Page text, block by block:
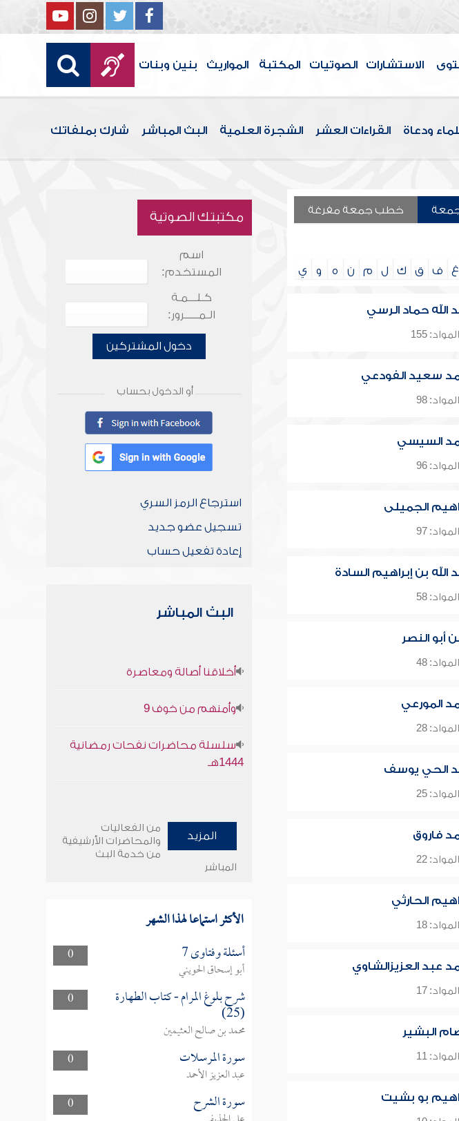
الاستشارات الصوتيات المكتبة المواريث بنين وبنات
ودعاة القراءات العشر الشجرة العلمية البث المباشر شارك بملفاتك
خطب جمعة مفرغة
غ ف ق ك ل م ن ه و ي
الله حماد الرسي
155
سعيد الفودعي
98
السيسي
96
الجميلى
97
الله بن إبراهيم السادة
58
أبو النصر
48
المورعي
28
الحي يوسف
25
فاروق
22
الحارثي
18
عبد العزيزالشاوي
17
البشير
11
بو بشيت
مكتبتك الصوتية
اسم
المستخدم:
كـلـــمـة
الـمـــــرور:
دخول المشتركين
أو الدخول بحساب
استرجاع الرمز السري
تسجيل عضو جديد
إعادة تفعيل حساب
البث المباشر
أخلاقنا أصالة ومعاصرة
وأمنهم من خوف 9
سلسلة محاضرات نفحات رمضانية
1444هـ
المزيد
من الفعاليات
والمحاضرات الأرشيفية
من خدمة البث
المباشر
الأكثر استماعا لهذا الشهر
0 أسئلة وفتاوى 7
أبو إسحاق الحويني
0
شرح بلوغ المرام - كتاب الطهارة
(25)
محمد بن صالح العثيمين
0
سورة المرسلات
عبد العزيز الأحمد
0
سورة الشرح